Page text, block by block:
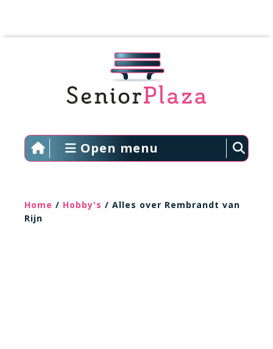
Open menu
Home / Hobby's / Alles over Rembrandt van
Rijn